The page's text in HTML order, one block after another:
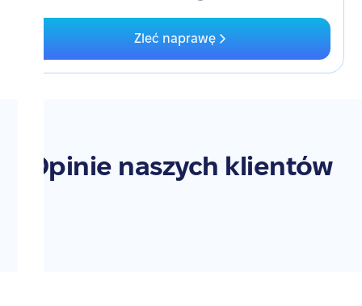
Zleć naprawę
Opinie naszych klientów